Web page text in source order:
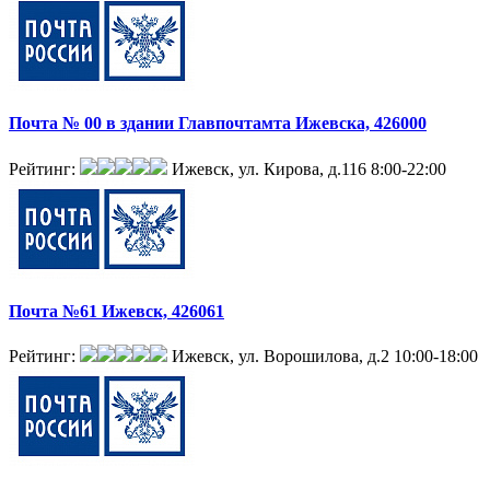
Почта № 00 в здании Главпочтамта Ижевска, 426000
Рейтинг: Ижевск, ул. Кирова, д.116 8:00-22:00
Почта №61 Ижевск, 426061
Рейтинг: Ижевск, ул. Ворошилова, д.2 10:00-18:00